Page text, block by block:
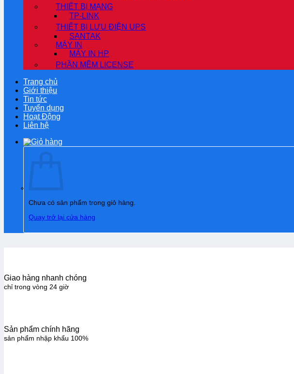
THIẾT BỊ MẠNG
TP-LINK
THIẾT BỊ LƯU ĐIỆN UPS
SANTAK
MÁY IN
MÁY IN HP
PHẦN MỀM LICENSE
Trang chủ
Giới thiệu
Tin tức
Tuyển dụng
Hoạt Động
Liên hệ
Chưa có sản phẩm trong giỏ hàng.
Quay trở lại cửa hàng
Giao hàng nhanh chóng
chỉ trong vòng 24 giờ
Sản phẩm chính hãng
sản phẩm nhập khẩu 100%